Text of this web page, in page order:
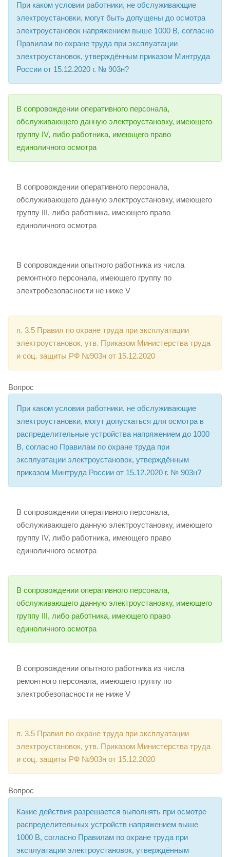
При каком условии работники, не обслуживающие
электроустановки, могут быть допущены до осмотра
электроустановок напряжением выше 1000 В, согласно
Правилам по охране труда при эксплуатации
электроустановок, утверждённым приказом Минтруда
России от 15.12.2020 г. № 903н?
В сопровождении оперативного персонала,
обслуживающего данную электроустановку, имеющего
группу IV, либо работника, имеющего право
единоличного осмотра
В сопровождении оперативного персонала,
обслуживающего данную электроустановку, имеющего
группу III, либо работника, имеющего право
единоличного осмотра
В сопровождении опытного работника из числа
ремонтного персонала, имеющего группу по
электробезопасности не ниже V
п. 3.5 Правил по охране труда при эксплуатации
электроустановок, утв. Приказом Министерства труда
и соц. защиты РФ №903н от 15.12.2020
Вопрос
При каком условии работники, не обслуживающие
электроустановки, могут допускаться для осмотра в
распределительные устройства напряжением до 1000
В, согласно Правилам по охране труда при
эксплуатации электроустановок, утверждённым
приказом Минтруда России от 15.12.2020 г. № 903н?
В сопровождении оперативного персонала,
обслуживающего данную электроустановку, имеющего
группу IV, либо работника, имеющего право
единоличного осмотра
В сопровождении оперативного персонала,
обслуживающего данную электроустановку, имеющего
группу III, либо работника, имеющего право
единоличного осмотра
В сопровождении опытного работника из числа
ремонтного персонала, имеющего группу по
электробезопасности не ниже V
п. 3.5 Правил по охране труда при эксплуатации
электроустановок, утв. Приказом Министерства труда
и соц. защиты РФ №903н от 15.12.2020
Вопрос
Какие действия разрешается выполнять при осмотре
распределительных устройств напряжением выше
1000 В, согласно Правилам по охране труда при
эксплуатации электроустановок, утверждённым